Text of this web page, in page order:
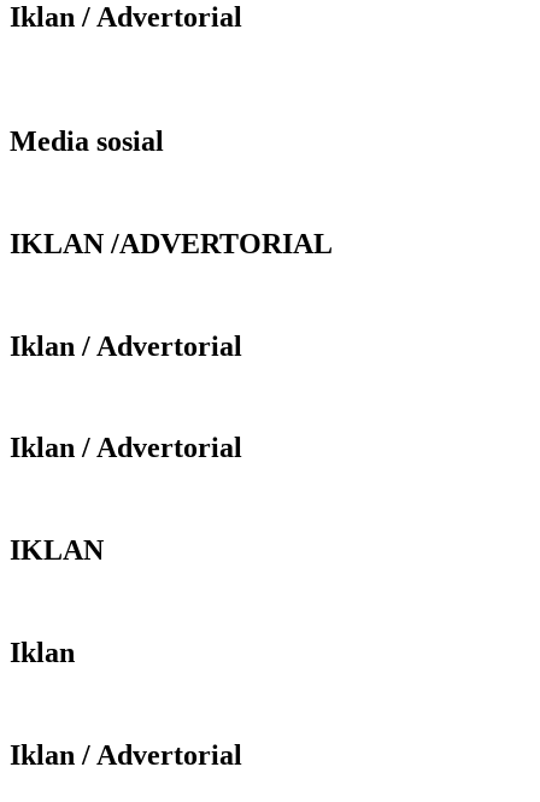
Iklan / Advertorial
Media sosial
IKLAN /ADVERTORIAL
Iklan / Advertorial
Iklan / Advertorial
IKLAN
Iklan
Iklan / Advertorial